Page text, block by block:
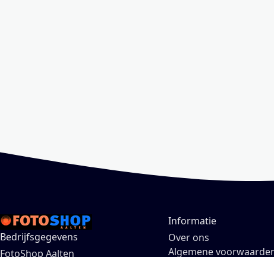
Bedrijfsgegevens
FotoShop Aalten
Informatie
Over ons
Algemene